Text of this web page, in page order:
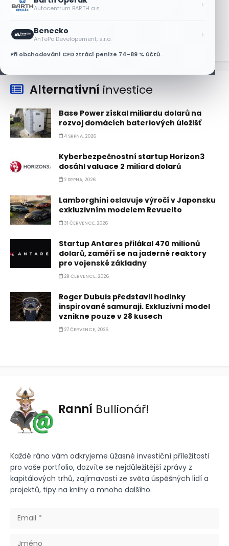
Autocentrum BARTH a.s. ›
Benecko
AnTePo Developement, s.r.o. ›
Při obchodování CFD ztrácí peníze 74–89 % účtů.
níž. Analytici ale zůstávají klidní
Alternativní investice
Base Power získal miliardu dolarů na
rozvoj domácích bateriových úložišť
4 SRPNA, 2026
Kyberbezpečnostní startup Horizon3
dosáhl valuace 2 miliard dolarů
2 SRPNA, 2026
Lamborghini oslavuje výročí v Japonsku
exkluzivním modelem Revuelto
31 ČERVENCE, 2026
Startup Antares přilákal 470 milionů
dolarů, zaměří se na jaderné reaktory
pro vojenské základny
29 ČERVENCE, 2026
Roger Dubuis představil hodinky
inspirované samuraji. Exkluzivní model
vznikne pouze v 28 kusech
27 ČERVENCE, 2026
Ranní Bullionář!
Každé ráno vám odkryjeme úžasné investiční příležitosti
pro vaše portfolio, dozvíte se nejdůležitější zprávy z
kapitálových trhů, zajímavosti ze světa úspěšných lidí a
projektů, tipy na knihy a mnoho dalšího.